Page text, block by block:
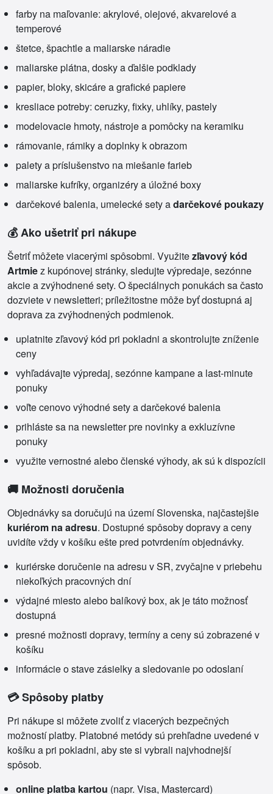
farby na maľovanie: akrylové, olejové, akvarelové a
temperové
štetce, špachtle a maliarske náradie
maliarske plátna, dosky a ďalšie podklady
papier, bloky, skicáre a grafické papiere
kresliace potreby: ceruzky, fixky, uhlíky, pastely
modelovacie hmoty, nástroje a pomôcky na keramiku
rámovanie, rámiky a doplnky k obrazom
palety a príslušenstvo na miešanie farieb
maliarske kufríky, organizéry a úložné boxy
darčekové balenia, umelecké sety adarčekové poukazy
💰 Ako ušetriť pri nákupe
Šetriť môžete viacerými spôsobmi. Využitezľavový kód
Artmiez kupónovej stránky, sledujte výpredaje, sezónne
akcie a zvýhodnené sety. O špeciálnych ponukách sa často
dozviete v newsletteri; príležitostne môže byť dostupná aj
doprava za zvýhodnených podmienok.
uplatnite zľavový kód pri pokladni a skontrolujte zníženie
ceny
vyhľadávajte výpredaj, sezónne kampane a last-minute
ponuky
voľte cenovo výhodné sety a darčekové balenia
prihláste sa na newsletter pre novinky a exkluzívne
ponuky
využite vernostné alebo členské výhody, ak sú k dispozícii
🚚 Možnosti doručenia
Objednávky sa doručujú na území Slovenska, najčastejšie
kuriérom na adresu. Dostupné spôsoby dopravy a ceny
uvidíte vždy v košíku ešte pred potvrdením objednávky.
kuriérske doručenie na adresu v SR, zvyčajne v priebehu
niekoľkých pracovných dní
výdajné miesto alebo balíkový box, ak je táto možnosť
dostupná
presné možnosti dopravy, termíny a ceny sú zobrazené v
košíku
informácie o stave zásielky a sledovanie po odoslaní
💳 Spôsoby platby
Pri nákupe si môžete zvoliť z viacerých bezpečných
možností platby. Platobné metódy sú prehľadne uvedené v
košíku a pri pokladni, aby ste si vybrali najvhodnejší
spôsob.
online platba kartou (napr. Visa, Mastercard)